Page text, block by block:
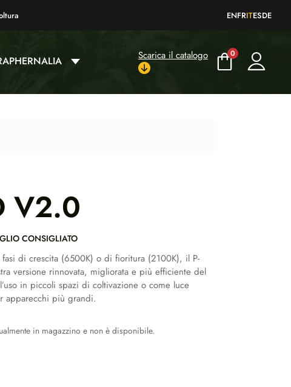
ENFRITESDE
Scarica il catalogo 0
V2.0
CONSIGLIATO
di crescita (6500K) o di fioritura (2100K), il P-
versione rinnovata, migliorata e più efficiente del
in piccoli spazi di coltivazione o come luce
apparecchi più grandi.
in magazzino e non è disponibile.